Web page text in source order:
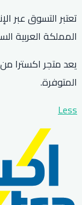
تعتبر التسوق عبر
المملكة العربية
المتوفرة.
Less